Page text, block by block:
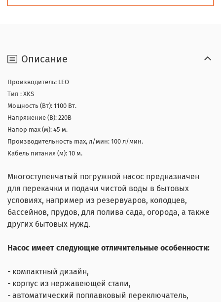
Описание
Производитель: LEO
Тип : XKS
Мощность (Вт): 1100 Вт.
Напряжение (В): 220В
Напор max (м): 45 м.
Производительность max, л/мин: 100 л/мин.
Кабель питания (м): 10 м.
Многоступенчатый погружной насос предназначен
для перекачки и подачи чистой воды в бытовых
условиях, например из резервуаров, колодцев,
бассейнов, прудов, для полива сада, огорода, а также
других бытовых нужд.
Насос имеет следующие отличительные особенности:
- компактный дизайн,
- корпус из нержавеющей стали,
- автоматический поплавковый переключатель,